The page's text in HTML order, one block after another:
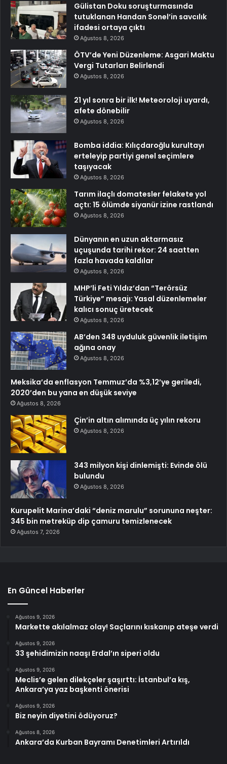
Gülistan Doku soruşturmasında
tutuklanan Handan Sonel’in savcılık
ifadesi ortaya çıktı
Ağustos 8, 2026
ÖTV’de Yeni Düzenleme: Asgari Maktu
Vergi Tutarları Belirlendi
Ağustos 8, 2026
21 yıl sonra bir ilk! Meteoroloji uyardı,
afete dönebilir
Ağustos 8, 2026
Bomba iddia: Kılıçdaroğlu kurultayı
erteleyip partiyi genel seçimlere
taşıyacak
Ağustos 8, 2026
Tarım ilaçlı domatesler felakete yol
açtı: 15 ölümde siyanür izine rastlandı
Ağustos 8, 2026
Dünyanın en uzun aktarmasız
uçuşunda tarihi rekor: 24 saatten
fazla havada kaldılar
Ağustos 8, 2026
MHP’li Feti Yıldız’dan “Terörsüz
Türkiye” mesajı: Yasal düzenlemeler
kalıcı sonuç üretecek
Ağustos 8, 2026
AB’den 348 uyduluk güvenlik iletişim
ağına onay
Ağustos 8, 2026
Meksika’da enflasyon Temmuz’da %3,12’ye geriledi,
2020’den bu yana en düşük seviye
Ağustos 8, 2026
Çin’in altın alımında üç yılın rekoru
Ağustos 8, 2026
343 milyon kişi dinlemişti: Evinde ölü
bulundu
Ağustos 8, 2026
Kurupelit Marina’daki “deniz marulu” sorununa neşter:
345 bin metreküp dip çamuru temizlenecek
Ağustos 7, 2026
En Güncel Haberler
Ağustos 9, 2026
Markette akılalmaz olay! Saçlarını kıskanıp ateşe verdi
Ağustos 9, 2026
33 şehidimizin naaşı Erdal’ın siperi oldu
Ağustos 9, 2026
Meclis’e gelen dilekçeler şaşırttı: İstanbul’a kış,
Ankara’ya yaz başkenti önerisi
Ağustos 9, 2026
Biz neyin diyetini ödüyoruz?
Ağustos 8, 2026
Ankara’da Kurban Bayramı Denetimleri Artırıldı